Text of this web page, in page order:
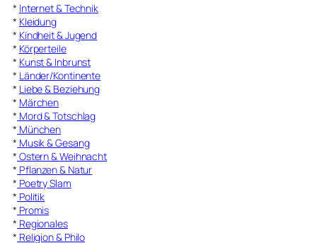
* Internet & Technik
* Kleidung
* Kindheit & Jugend
* Körperteile
* Kunst & Inbrunst
* Länder/Kontinente
* Liebe & Beziehung
* Märchen
* Mord & Totschlag
* München
* Musik & Gesang
* Ostern & Weihnacht
* Pflanzen & Natur
* Poetry Slam
* Politik
* Promis
* Regionales
* Religion & Philo